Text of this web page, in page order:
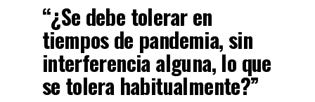
“¿Se debe tolerar en
tiempos de pandemia, sin
interferencia alguna, lo que
se tolera habitualmente?”